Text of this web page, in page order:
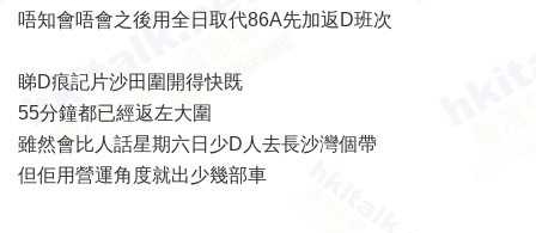
唔知會唔會之後用全日取代86A先加返D班次
睇D痕記片沙田圍開得快既
55分鐘都已經返左大圍
雖然會比人話星期六日少D人去長沙灣個帶
但佢用營運角度就出少幾部車